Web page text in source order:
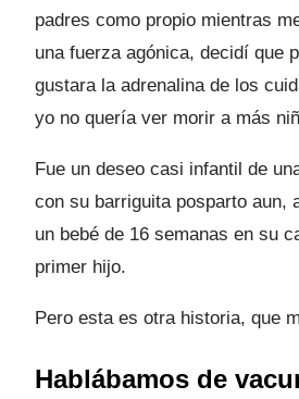
padres como propio mientras
una fuerza agónica, decidí que
gustara la adrenalina de los
yo no quería ver morir a más
Fue un deseo casi infantil de
con su barriguita posparto aun,
un bebé de 16 semanas en su
primer hijo.
Pero esta es otra historia, que
Hablábamos de